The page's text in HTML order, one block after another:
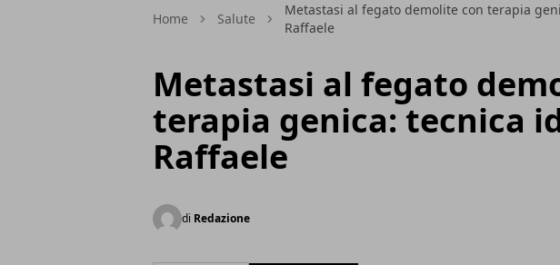
Home Salute
Metastasi al fegato demolite con terapia
Raffaele
Metastasi al fegato
terapia genica: tecnica
Raffaele
di Redazione